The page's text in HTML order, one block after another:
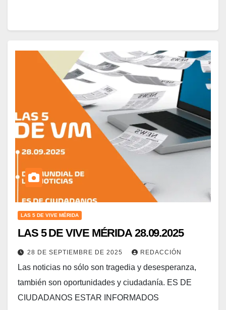
LAS 5 DE VIVE MÉRIDA
LAS 5 DE VIVE MÉRIDA 28.09.2025
28 DE SEPTIEMBRE DE 2025 REDACCIÓN
Las noticias no sólo son tragedia y desesperanza,
también son oportunidades y ciudadanía. ES DE
CIUDADANOS ESTAR INFORMADOS